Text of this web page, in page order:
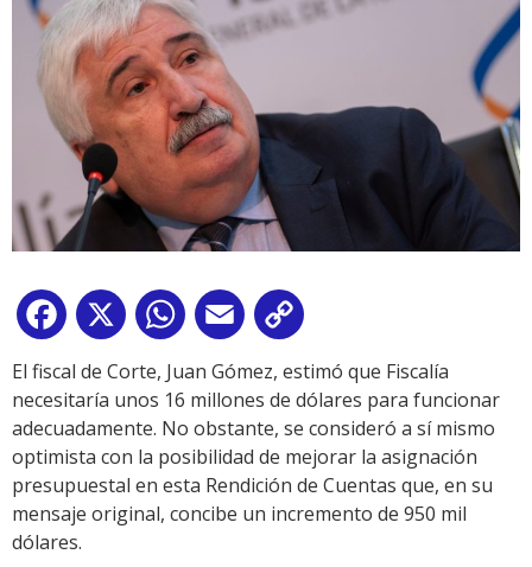
Facebook
X WhatsApp
Email
Link
El fiscal de Corte, Juan Gómez, estimó que Fiscalía
necesitaría unos 16 millones de dólares para funcionar
adecuadamente. No obstante, se consideró a sí mismo
optimista con la posibilidad de mejorar la asignación
presupuestal en esta Rendición de Cuentas que, en su
mensaje original, concibe un incremento de 950 mil
dólares.